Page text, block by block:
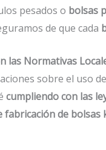
pesados o bolsas
de que cada
las Normativas
sobre el uso
cumpliendo con las
fabricación de bolsas